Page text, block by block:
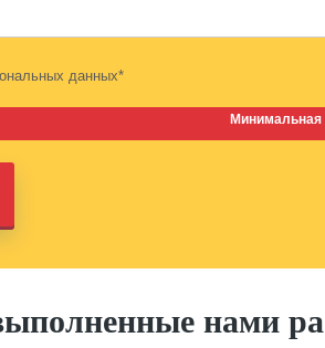
данных*
Минимальная
нами